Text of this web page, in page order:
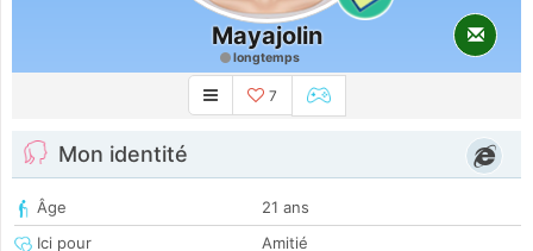
Mayajolin
longtemps
7
Mon identité
Âge
21 ans
Ici pour
Amitié